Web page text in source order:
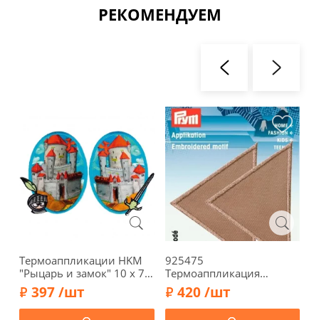
РЕКОМЕНДУЕМ
Термоаппликации HKM
"Рыцарь и замок" 10 х 7,5
см, 2 шт., арт. 32801
397 /шт
925475
Термоаппликация
"Треугольники большие"
6х5 см, бежевый цв.,
2шт., Prym
420 /шт